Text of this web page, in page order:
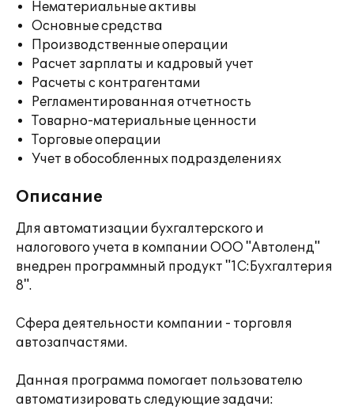
Нематериальные активы
Основные средства
Производственные операции
Расчет зарплаты и кадровый учет
Расчеты с контрагентами
Регламентированная отчетность
Товарно-материальные ценности
Торговые операции
Учет в обособленных подразделениях
Описание
Для автоматизации бухгалтерского и
налогового учета в компании ООО "Автоленд"
внедрен программный продукт "1C:Бухгалтерия
8".
Сфера деятельности компании - торговля
автозапчастями.
Данная программа помогает пользователю
автоматизировать следующие задачи: